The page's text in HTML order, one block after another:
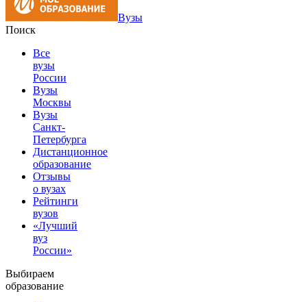
Вузы
Поиск
Все
вузы
России
Вузы
Москвы
Вузы
Санкт-
Петербурга
Дистанционное
образование
Отзывы
о вузах
Рейтинги
вузов
«Лучший
вуз
России»
Выбираем
образование